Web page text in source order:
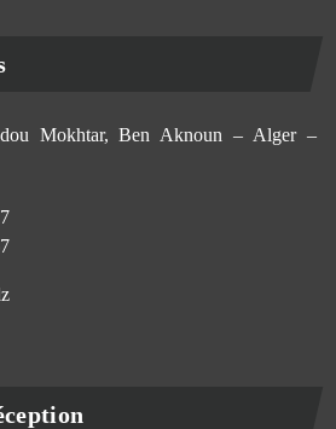
Mokhtar, Ben Aknoun – Alger –